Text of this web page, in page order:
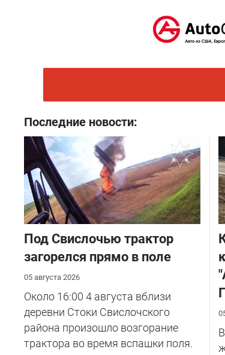
Последние новости:
Под Свислочью трактор
загорелся прямо в поле
05 августа 2026
Около 16:00 4 августа вблизи
деревни Стоки Свислочского
района произошло возгорание
трактора во время вспашки поля.